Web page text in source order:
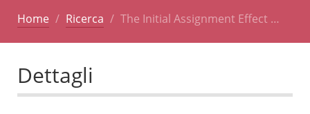
Home Ricerca The Initial Assignment Effect …
Dettagli